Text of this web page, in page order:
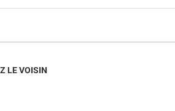
LE VOISIN